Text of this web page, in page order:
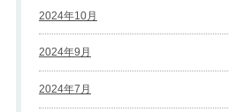
2024年10月
2024年9月
2024年7月